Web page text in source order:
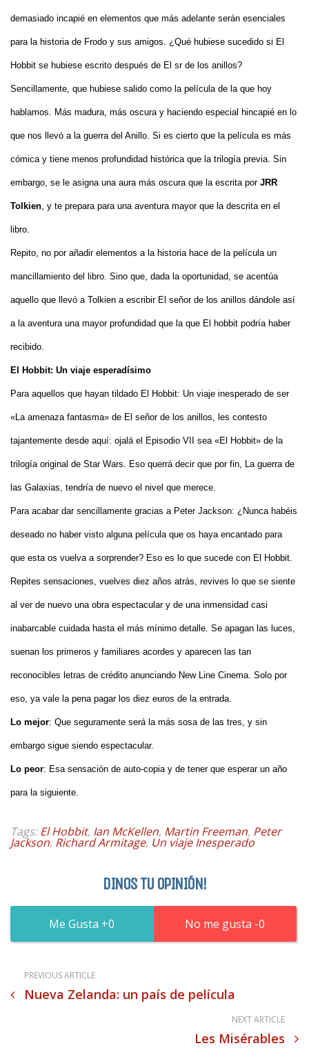
demasiado incapié en elementos que más adelante serán esenciales
para la historia de Frodo y sus amigos. ¿Qué hubiese sucedido si El
Hobbit se hubiese escrito después de El sr de los anillos?
Sencillamente, que hubiese salido como la película de la que hoy
hablamos. Más madura, más oscura y haciendo especial hincapié en lo
que nos llevó a la guerra del Anillo. Si es cierto que la película es más
cómica y tiene menos profundidad histórica que la trilogía previa. Sin
embargo, se le asigna una aura más oscura que la escrita por JRR
Tolkien, y te prepara para una aventura mayor que la descrita en el
libro.
Repito, no por añadir elementos a la historia hace de la película un
mancillamiento del libro. Sino que, dada la oportunidad, se acentúa
aquello que llevó a Tolkien a escribir El señor de los anillos dándole así
a la aventura una mayor profundidad que la que El hobbit podría haber
recibido.
El Hobbit: Un viaje esperadísimo
Para aquellos que hayan tildado El Hobbit: Un viaje inesperado de ser
«La amenaza fantasma» de El señor de los anillos, les contesto
tajantemente desde aquí: ojalá el Episodio VII sea «El Hobbit» de la
trilogía original de Star Wars. Eso querrá decir que por fin, La guerra de
las Galaxias, tendría de nuevo el nivel que merece.
Para acabar dar sencillamente gracias a Peter Jackson: ¿Nunca habéis
deseado no haber visto alguna película que os haya encantado para
que esta os vuelva a sorprender? Eso es lo que sucede con El Hobbit.
Repites sensaciones, vuelves diez años atrás, revives lo que se siente
al ver de nuevo una obra espectacular y de una inmensidad casi
inabarcable cuidada hasta el más mínimo detalle. Se apagan las luces,
suenan los primeros y familiares acordes y aparecen las tan
reconocibles letras de crédito anunciando New Line Cinema. Solo por
eso, ya vale la pena pagar los diez euros de la entrada.
Lo mejor: Que seguramente será la más sosa de las tres, y sin
embargo sigue siendo espectacular.
Lo peor: Esa sensación de auto-copia y de tener que esperar un año
para la siguiente.
Tags:El Hobbit, Ian McKellen, Martin Freeman, Peter
Jackson, Richard Armitage, Un viaje Inesperado
DINOS TU OPINIÓN!
0 0
PREVIOUS ARTICLE
Nueva Zelanda: un país de película
NEXT ARTICLE
Les Misérables